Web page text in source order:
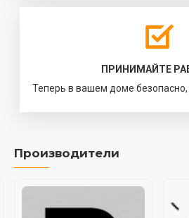
ПРИНИМАЙТЕ
Теперь в вашем доме безопасно,
Производители